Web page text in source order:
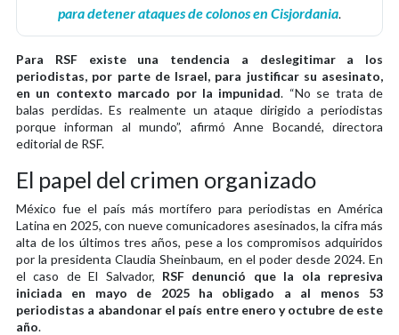
para detener ataques de colonos en Cisjordania.
Para RSF existe una tendencia a deslegitimar a los
periodistas, por parte de Israel, para justificar su asesinato,
en un contexto marcado por la impunidad. “No se trata de
balas perdidas. Es realmente un ataque dirigido a periodistas
porque informan al mundo”, afirmó Anne Bocandé, directora
editorial de RSF.
El papel del crimen organizado
México fue el país más mortífero para periodistas en América
Latina en 2025, con nueve comunicadores asesinados, la cifra más
alta de los últimos tres años, pese a los compromisos adquiridos
por la presidenta Claudia Sheinbaum, en el poder desde 2024. En
el caso de El Salvador, RSF denunció que la ola represiva
iniciada en mayo de 2025 ha obligado a al menos 53
periodistas a abandonar el país entre enero y octubre de este
año.